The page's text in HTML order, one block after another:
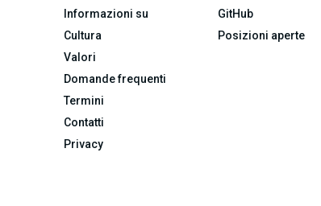
Informazioni su
Cultura
Valori
Domande frequenti
Termini
Contatti
Privacy
GitHub
Posizioni aperte